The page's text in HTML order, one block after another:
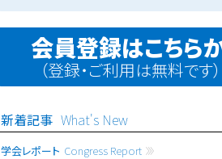
会員登録はこちら
（登録・ご利用は無料です）
新着記事 What's New
学会レポート Congress Report